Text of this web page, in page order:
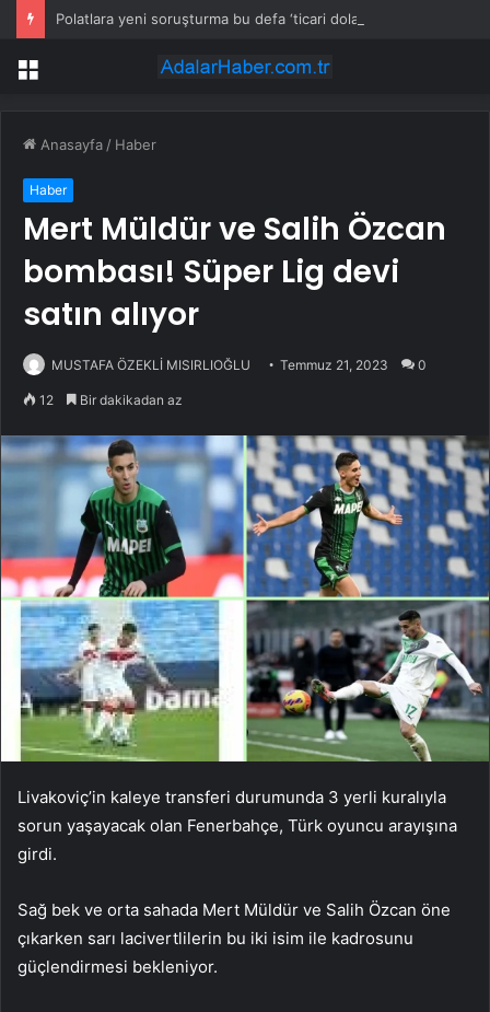
Polatlara yeni soruşturma bu defa ‘ticari dolandırıcılık’
Menü
Anasayfa / Haber
Haber
Mert Müldür ve Salih Özcan
bombası! Süper Lig devi
satın alıyor
MUSTAFA ÖZEKLİ MISIRLIOĞLU Temmuz 21, 2023 0
12 Bir dakikadan az
Livakoviç’in kaleye transferi durumunda 3 yerli kuralıyla
sorun yaşayacak olan Fenerbahçe, Türk oyuncu arayışına
girdi.
Sağ bek ve orta sahada Mert Müldür ve Salih Özcan öne
çıkarken sarı lacivertlilerin bu iki isim ile kadrosunu
güçlendirmesi bekleniyor.